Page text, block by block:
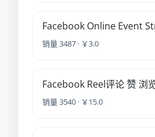
Facebook Online Event
销量 3487 · ￥3.0
Facebook Reel评论 赞 浏
销量 3540 · ￥15.0